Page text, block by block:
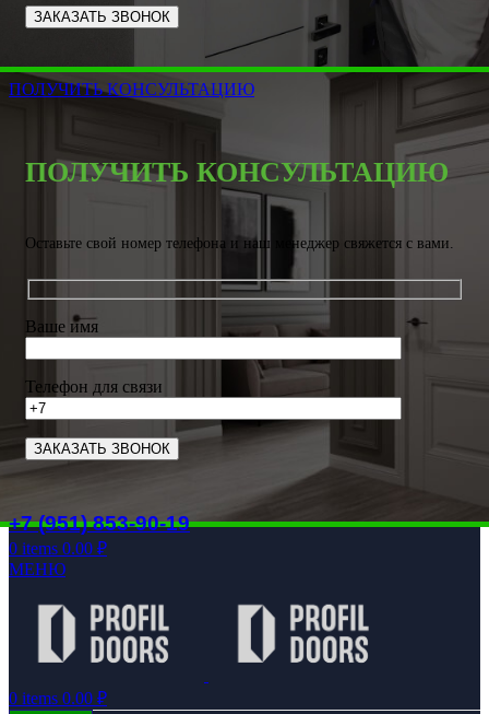
ПОЛУЧИТЬ КОНСУЛЬТАЦИЮ
ПОЛУЧИТЬ КОНСУЛЬТАЦИЮ
Оставьте свой номер телефона и наш менеджер свяжется с вами.
Ваше имя
Телефон для связи
+7 (951) 853-90-19
0 items 0.00 ₽
МЕНЮ
0 items 0.00 ₽